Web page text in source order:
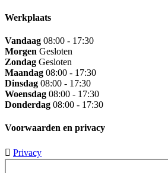
Werkplaats
Vandaag 08:00 - 17:30
Morgen Gesloten
Zondag Gesloten
Maandag 08:00 - 17:30
Dinsdag 08:00 - 17:30
Woensdag 08:00 - 17:30
Donderdag 08:00 - 17:30
Voorwaarden en privacy
Privacy